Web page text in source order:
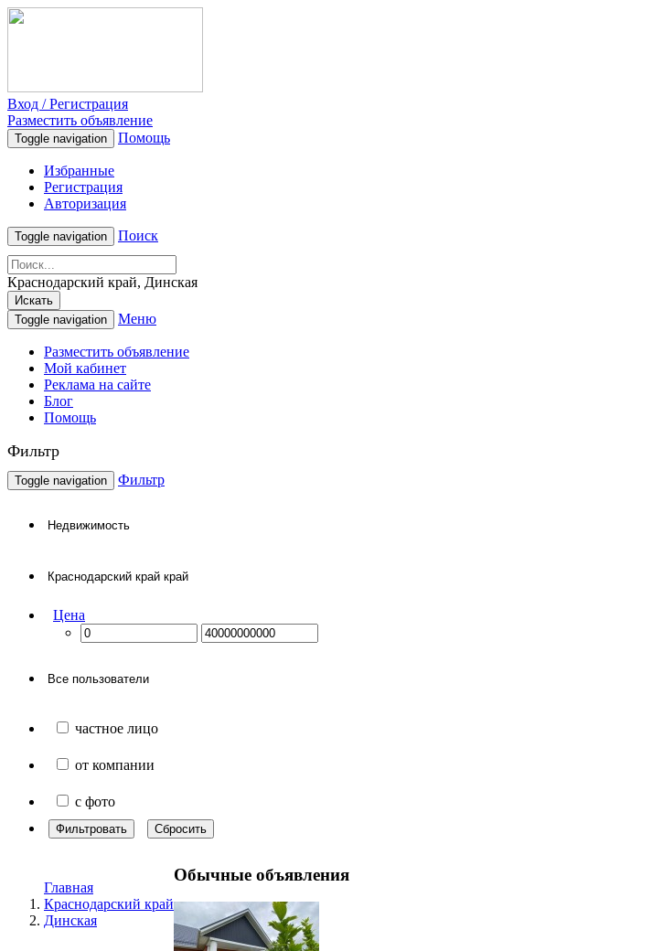
Вход / Регистрация
Разместить объявление
Toggle navigation Помощь
Избранные
Регистрация
Авторизация
Toggle navigation Поиск
Краснодарский край, Динская
Искать
Toggle navigation
Меню
Разместить объявление
Мой кабинет
Реклама на сайте
Блог
Помощь
Фильтр
Toggle navigation Фильтр
Цена
частное лицо
от компании
с фото
Фильтровать Сбросить
Главная
Краснодарский край
Динская
Обычные объявления